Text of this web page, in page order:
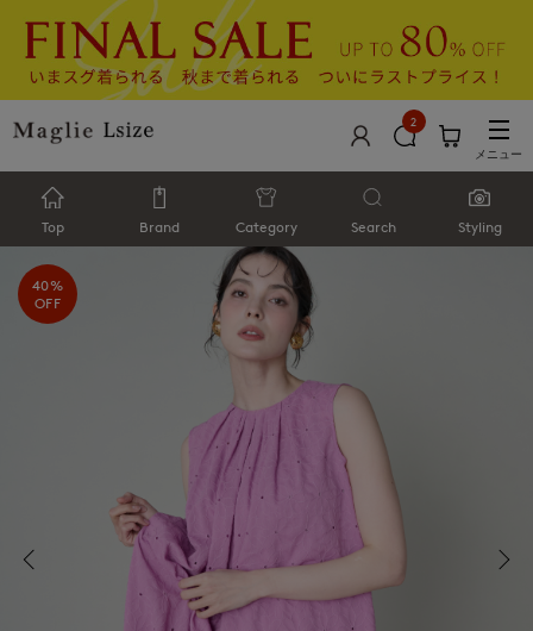
2
メニュー
Top Brand Category Search Styling
40%
OFF